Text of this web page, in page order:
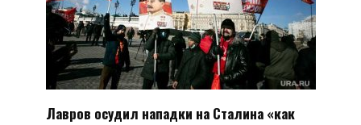
Лавров осудил нападки на Сталина «как